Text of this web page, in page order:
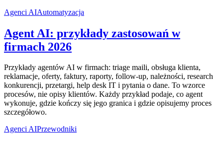
Agenci AIAutomatyzacja
Agent AI: przykłady zastosowań w
firmach 2026
Przykłady agentów AI w firmach: triage maili, obsługa klienta,
reklamacje, oferty, faktury, raporty, follow-up, należności, research
konkurencji, przetargi, help desk IT i pytania o dane. To wzorce
procesów, nie opisy klientów. Każdy przykład podaje, co agent
wykonuje, gdzie kończy się jego granica i gdzie opisujemy proces
szczegółowo.
Agenci AIPrzewodniki